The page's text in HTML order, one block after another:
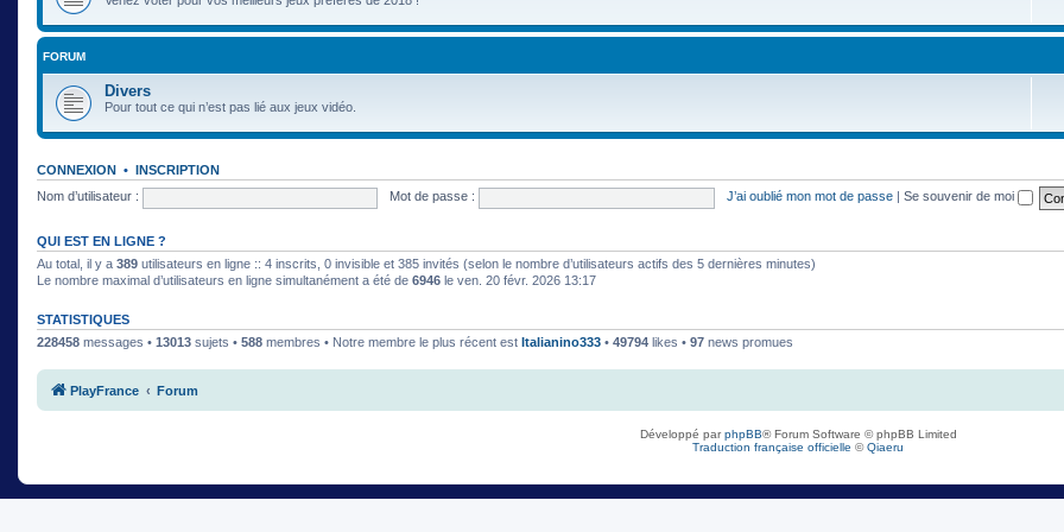
FORUM
Divers
Pour tout ce qui n’est pas lié aux jeux vidéo.
CONNEXION • INSCRIPTION
Nom d’utilisateur :
Mot de passe : J’ai oublié mon mot de passe Se souvenir de moi
QUI EST EN LIGNE ?
Au total, il y a 389 utilisateurs en ligne :: 4 inscrits, 0 invisible et 385 invités (selon le nombre d’utilisateurs actifs des 5 dernières minutes)
Le nombre maximal d’utilisateurs en ligne simultanément a été de 6946 le ven. 20 févr. 2026 13:17
STATISTIQUES
228458 messages • 13013 sujets • 588 membres • Notre membre le plus récent est Italianino333 • 49794 likes • 97 news promues
PlayFrance Forum
Développé parphpBB® Forum Software © phpBB Limited
Traduction française officielle ©Qiaeru